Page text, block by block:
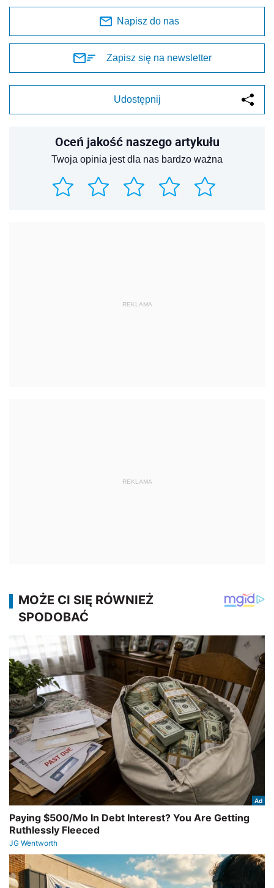
Napisz do nas
Zapisz się na newsletter
Udostępnij
Oceń jakość naszego artykułu
Twoja opinia jest dla nas bardzo ważna
REKLAMA
REKLAMA